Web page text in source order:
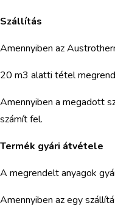
Szállítás
Amennyiben az
20 m3 alatti tétel
Amennyiben a megadott
számít fel.
Termék gyári átvétele
A megrendelt anyagok
Amennyiben az egy